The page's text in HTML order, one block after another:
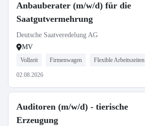
Anbauberater (m/w/d) für die
Saatgutvermehrung
Deutsche Saatveredelung AG
MV
Vollzeit Firmenwagen Flexible Arbeitszeiten
02.08.2026
Auditoren (m/w/d) - tierische
Erzeugung